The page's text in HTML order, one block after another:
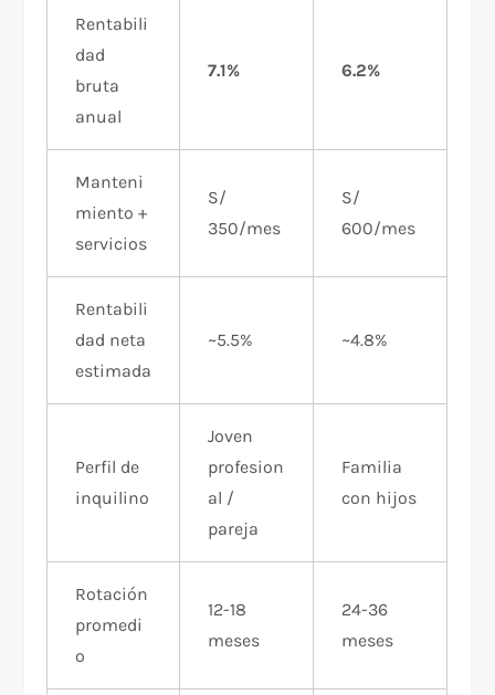
Rentabili
dad
bruta
anual
7.1% 6.2%
Manteni
miento +
servicios
S/
350/mes
S/
600/mes
Rentabili
dad neta
estimada
~5.5% ~4.8%
Perfil de
inquilino
Joven
profesion
al /
pareja
Familia
con hijos
Rotación
promedi
o
12-18
meses
24-36
meses